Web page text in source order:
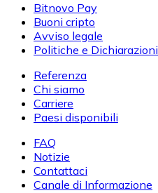
Bitnovo Pay
Buoni cripto
Avviso legale
Politiche e Dichiarazioni
Referenza
Chi siamo
Carriere
Paesi disponibili
FAQ
Notizie
Contattaci
Canale di Informazione